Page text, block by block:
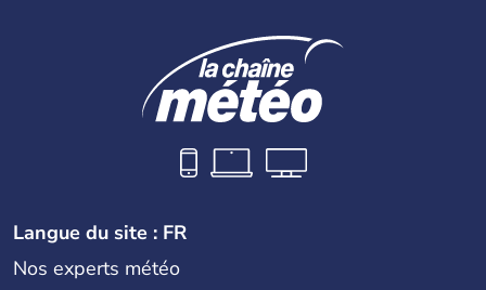
Langue du site : FR
Nos experts météo